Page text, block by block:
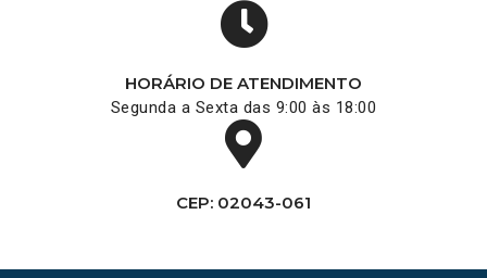
HORÁRIO DE ATENDIMENTO
Segunda a Sexta das 9:00 às 18:00
CEP: 02043-061